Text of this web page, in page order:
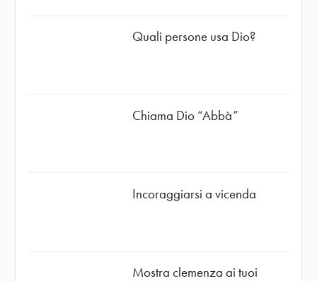
Quali persone usa Dio?
Chiama Dio “Abbà”
Incoraggiarsi a vicenda
Mostra clemenza ai tuoi